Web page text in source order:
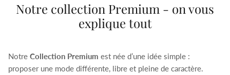
Notre collection Premium - on vous
explique tout
Notre Collection Premium est née d’une idée simple :
proposer une mode différente, libre et pleine de caractère.